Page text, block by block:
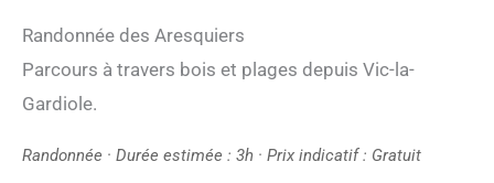
Randonnée des Aresquiers
Parcours à travers bois et plages depuis Vic-la-
Gardiole.
Randonnée · Durée estimée : 3h · Prix indicatif : Gratuit